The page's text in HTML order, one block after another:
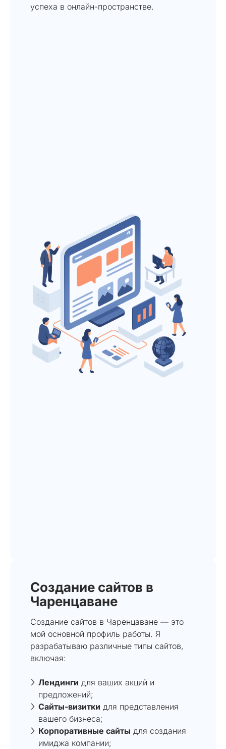
успеха в онлайн-пространстве.
Создание сайтов в
Чаренцаване
Создание сайтов в Чаренцаване — это
мой основной профиль работы. Я
разрабатываю различные типы сайтов,
включая:
Лендинги для ваших акций и
предложений;
Сайты-визитки для представления
вашего бизнеса;
Корпоративные сайты для создания
имиджа компании;